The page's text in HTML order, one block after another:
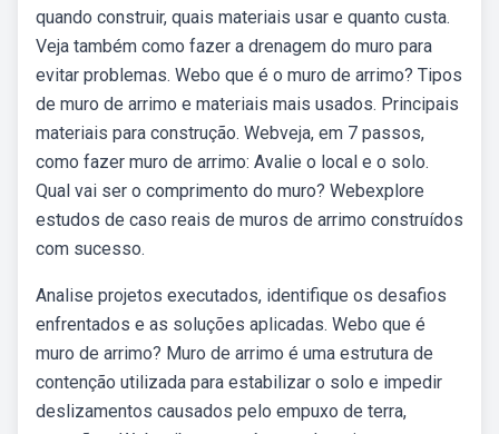
quando construir, quais materiais usar e quanto custa.
Veja também como fazer a drenagem do muro para
evitar problemas. Webo que é o muro de arrimo? Tipos
de muro de arrimo e materiais mais usados. Principais
materiais para construção. Webveja, em 7 passos,
como fazer muro de arrimo: Avalie o local e o solo.
Qual vai ser o comprimento do muro? Webexplore
estudos de caso reais de muros de arrimo construídos
com sucesso.
Analise projetos executados, identifique os desafios
enfrentados e as soluções aplicadas. Webo que é
muro de arrimo? Muro de arrimo é uma estrutura de
contenção utilizada para estabilizar o solo e impedir
deslizamentos causados pelo empuxo de terra,